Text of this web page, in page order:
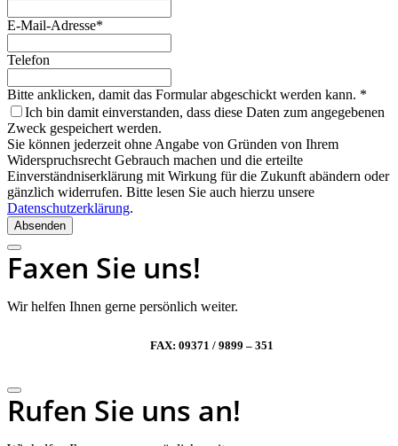
E-Mail-Adresse*
Telefon
Bitte anklicken, damit das Formular abgeschickt werden kann. *
Ich bin damit einverstanden, dass diese Daten zum angegebenen
Zweck gespeichert werden.
Sie können jederzeit ohne Angabe von Gründen von Ihrem
Widerspruchsrecht Gebrauch machen und die erteilte
Einverständniserklärung mit Wirkung für die Zukunft abändern oder
gänzlich widerrufen. Bitte lesen Sie auch hierzu unsere
Datenschutzerklärung.
Company
Name*
Absenden
Faxen Sie uns!
Wir helfen Ihnen gerne persönlich weiter.
FAX: 09371 / 9899 – 351
Rufen Sie uns an!